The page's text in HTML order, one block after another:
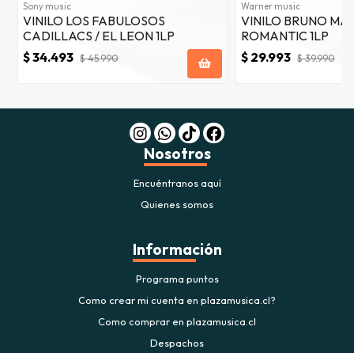
Sony music
VINILO LOS FABULOSOS
CADILLACS / EL LEON 1LP
$ 34.493 $ 45.990
Warner music
VINILO BRUNO
ROMANTIC 1LP
$ 29.993 $ 39.990
Nosotros
Encuéntranos aquí
Quienes somos
Información
Programa puntos
Como crear mi cuenta en plazamusica.cl?
Como comprar en plazamusica.cl
Despachos